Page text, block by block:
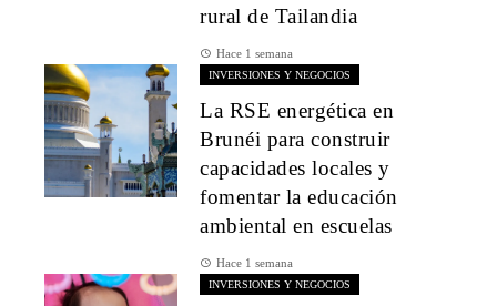
rural de Tailandia
Hace 1 semana
INVERSIONES Y NEGOCIOS
La RSE energética en
Brunéi para construir
capacidades locales y
fomentar la educación
ambiental en escuelas
Hace 1 semana
INVERSIONES Y NEGOCIOS